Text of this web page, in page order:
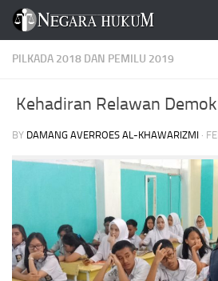
Skip to content
PILKADA 2018 DAN PEMILU 2019
Kehadiran Relawan
BY DAMANG AVERROES AL-KHAWARIZMI ·